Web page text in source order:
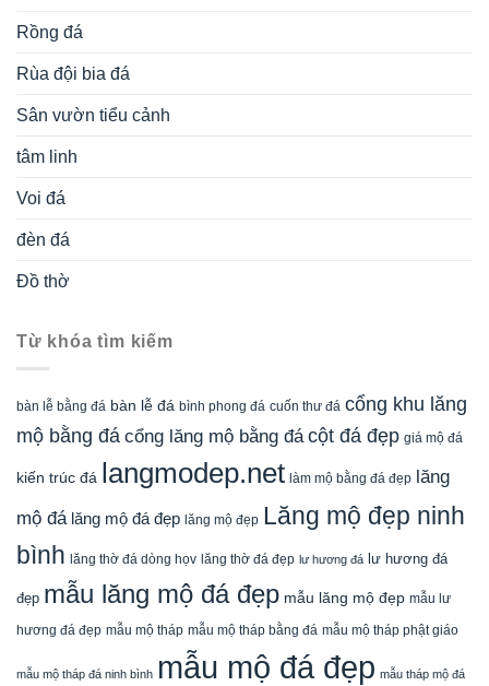
Rồng đá
Rùa đội bia đá
Sân vườn tiểu cảnh
tâm linh
Voi đá
đèn đá
Đồ thờ
Từ khóa tìm kiếm
bàn lễ bằng đá bàn lễ đá bình phong đá cuốn thư đá cổng khu lăng
mộ bằng đá cổng lăng mộ bằng đá cột đá đẹp giá mộ đá
kiến trúc đá langmodep.net làm mộ bằng đá đẹp lăng
mộ đá lăng mộ đá đẹp lăng mộ đẹp Lăng mộ đẹp ninh
bình lăng thờ đá dòng họv lăng thờ đá đẹp lư hương đá lư hương đá
đẹp mẫu lăng mộ đá đẹp mẫu lăng mộ đẹp mẫu lư
hương đá đẹp mẫu mộ tháp mẫu mộ tháp bằng đá mẫu mộ tháp phật giáo
mẫu mộ tháp đá ninh bình mẫu mộ đá đẹp mẫu tháp mộ đá